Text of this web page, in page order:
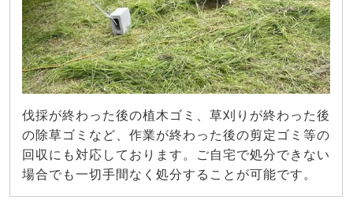
伐採が終わった後の植木ゴミ、草刈りが終わった後
の除草ゴミなど、作業が終わった後の剪定ゴミ等の
回収にも対応しております。ご自宅で処分できない
場合でも一切手間なく処分することが可能です。